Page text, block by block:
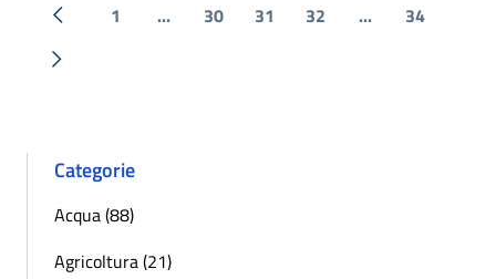
« Precedente
1 ... 30 31 32 ... 34
Successiva »
Categorie
Acqua (88)
Agricoltura (21)